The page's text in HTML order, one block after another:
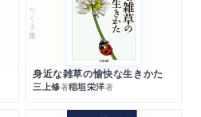
ちくま文庫
身近な雑草の愉快な生きかた
三上修著稲垣栄洋著